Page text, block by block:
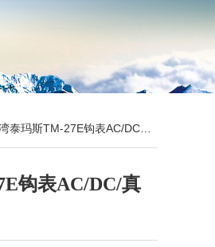
玛斯TM-27E钩表AC/DC/真均
钩表AC/DC/真